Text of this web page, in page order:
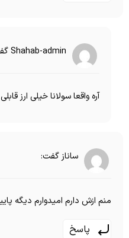
Shahab-admin
آره واقعا سولانا خیلی ارز
ساناز گفت:
منم ازش دارم امیدوارم دیگه
پاسخ